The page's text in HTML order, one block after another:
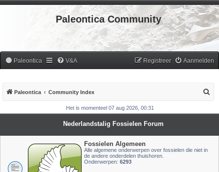
Paleontica Community
Paleontica V&A Aanmelden
Registreer
Paleontica Community Index
e
Het is momenteel 07 aug 2026, 00:31
Nederlandstalig Fossielen Forum
Fossielen Algemeen
Alle algemene onderwerpen over fossielen die niet in
de andere onderdelen thuishoren.
Onderwerpen: 6293